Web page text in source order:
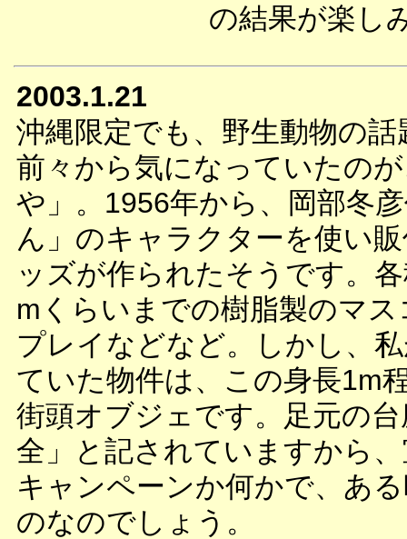
の結果が楽し
2003.1.21
沖縄限定でも、野生動物の
前々から気になっていたの
や」。1956年から、岡部冬
ん」のキャラクターを使い
ッズが作られたそうです。
mくらいまでの樹脂製のマ
プレイなどなど。しかし、
ていた物件は、この身長1m
街頭オブジェです。足元の
全」と記されていますから
キャンペーンか何かで、あ
のなのでしょう。